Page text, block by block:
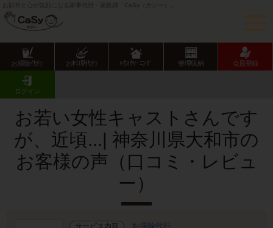
お財布と心が笑顔になる家事代行・家政婦「CaSy（カジー）」
お掃除代行 お料理代行 ﾊｳｽｸﾘｰﾆﾝｸﾞ 整理収納 会員登録
ログイン
CaSy TOP
お客様の声･口コミ詳細
お若い女性キャストさんです
が、近頃...| 神奈川県大和市の
お客様の声（口コミ・レビュ
ー）
サービス内容 お掃除代行